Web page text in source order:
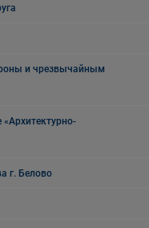
и чрезвычайным
г. Белово